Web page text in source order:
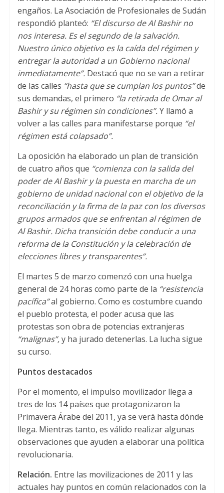
engaños. La Asociación de Profesionales de Sudán
respondió planteó: “El discurso de Al Bashir no
nos interesa. Es el segundo de la salvación.
Nuestro único objetivo es la caída del régimen y
entregar la autoridad a un Gobierno nacional
inmediatamente”.Destacó que no se van a retirar
de las calles “hasta que se cumplan los puntos”de
sus demandas, el primero “la retirada de Omar al
Bashir y su régimen sin condiciones”.Y llamó a
volver a las calles para manifestarse porque “el
régimen está colapsado”.
La oposición ha elaborado un plan de transición
de cuatro años que “comienza con la salida del
poder de Al Bashir y la puesta en marcha de un
gobierno de unidad nacional con el objetivo de la
reconciliación y la firma de la paz con los diversos
grupos armados que se enfrentan al régimen de
Al Bashir. Dicha transición debe conducir a una
reforma de la Constitución y la celebración de
elecciones libres y transparentes”.
El martes 5 de marzo comenzó con una huelga
general de 24 horas como parte de la “resistencia
pacífica”al gobierno. Como es costumbre cuando
el pueblo protesta, el poder acusa que las
protestas son obra de potencias extranjeras
“malignas”,y ha jurado detenerlas. La lucha sigue
su curso.
Puntos destacados
Por el momento, el impulso movilizador llega a
tres de los 14 países que protagonizaron la
Primavera Árabe del 2011, ya se verá hasta dónde
llega. Mientras tanto, es válido realizar algunas
observaciones que ayuden a elaborar una política
revolucionaria.
Relación. Entre las movilizaciones de 2011 y las
actuales hay puntos en común relacionados con la